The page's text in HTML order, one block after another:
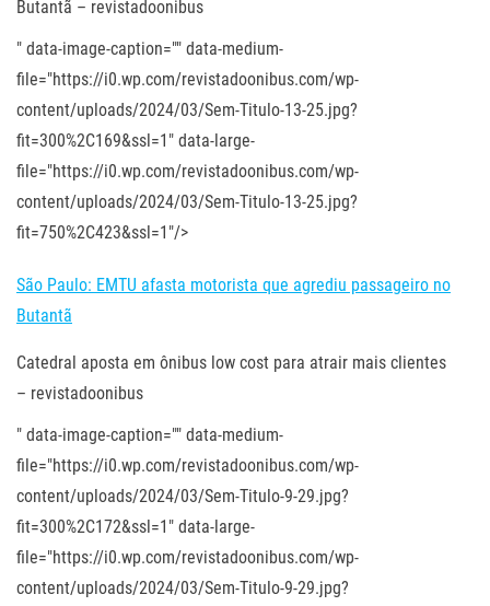
Butantã – revistadoonibus
" data-image-caption="" data-medium-
file="https://i0.wp.com/revistadoonibus.com/wp-
content/uploads/2024/03/Sem-Titulo-13-25.jpg?
fit=300%2C169&ssl=1" data-large-
file="https://i0.wp.com/revistadoonibus.com/wp-
content/uploads/2024/03/Sem-Titulo-13-25.jpg?
fit=750%2C423&ssl=1"/>
São Paulo: EMTU afasta motorista que agrediu passageiro no
Butantã
Catedral aposta em ônibus low cost para atrair mais clientes
– revistadoonibus
" data-image-caption="" data-medium-
file="https://i0.wp.com/revistadoonibus.com/wp-
content/uploads/2024/03/Sem-Titulo-9-29.jpg?
fit=300%2C172&ssl=1" data-large-
file="https://i0.wp.com/revistadoonibus.com/wp-
content/uploads/2024/03/Sem-Titulo-9-29.jpg?